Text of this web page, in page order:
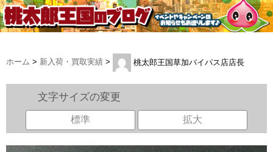
ホーム > 新入荷・買取実績 > 桃太郎王国草加バイパス店店長
文字サイズの変更
標準 拡大